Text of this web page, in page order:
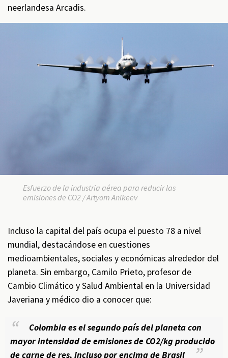
neerlandesa Arcadis.
Esfuerzo de la industria aérea para reducir las
emisiones de CO2 / Artyom Anikeev
Incluso la capital del país ocupa el puesto 78 a nivel
mundial, destacándose en cuestiones
medioambientales, sociales y económicas alrededor del
planeta. Sin embargo, Camilo Prieto, profesor de
Cambio Climático y Salud Ambiental en la Universidad
Javeriana y médico dio a conocer que:
Colombia es el segundo país del planeta con
mayor intensidad de emisiones de CO2/kg producido
de carne de res, incluso por encima de Brasil